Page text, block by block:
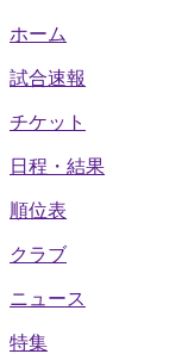
ホーム
試合速報
チケット
日程・結果
順位表
クラブ
ニュース
特集